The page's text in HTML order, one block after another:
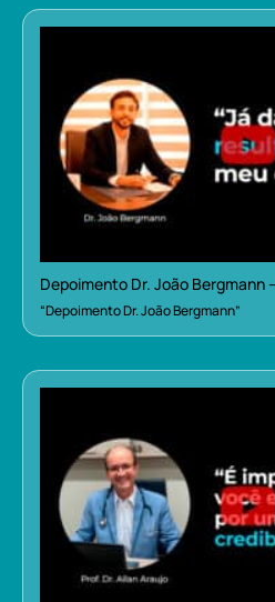
Depoimento Dr. João Bergmann
“Depoimento Dr. João Bergmann”